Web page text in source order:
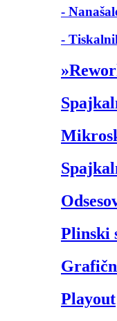
-
-
Plinski
Playout